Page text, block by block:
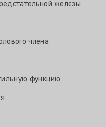
железы
члена
функцию